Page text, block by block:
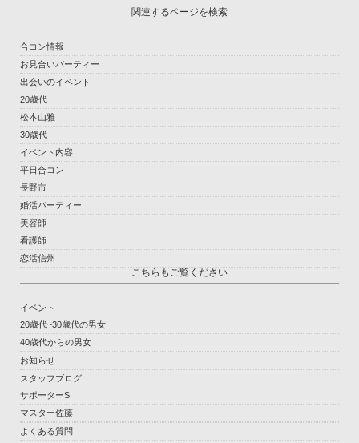
関連するページを検索
合コン情報
お見合いパーティー
出会いのイベント
20歳代
松本山雅
30歳代
イベント内容
平日合コン
長野市
婚活パーティー
美容師
看護師
恋活信州
こちらもご覧ください
イベント
20歳代~30歳代の男女
40歳代からの男女
お知らせ
スタッフブログ
サポーターS
マスター佐藤
よくある質問